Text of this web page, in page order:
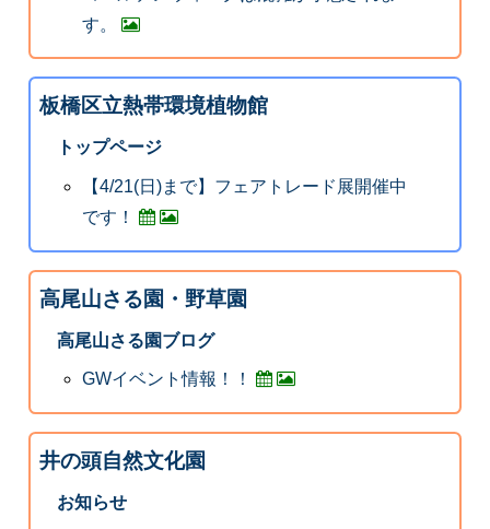
す。
板橋区立熱帯環境植物館
トップページ
【4/21(日)まで】フェアトレード展開催中
です！
高尾山さる園・野草園
高尾山さる園ブログ
GWイベント情報！！
井の頭自然文化園
お知らせ